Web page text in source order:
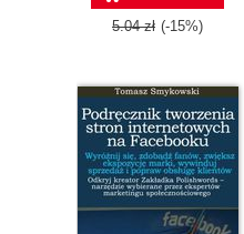
5.04 zł (-15%)